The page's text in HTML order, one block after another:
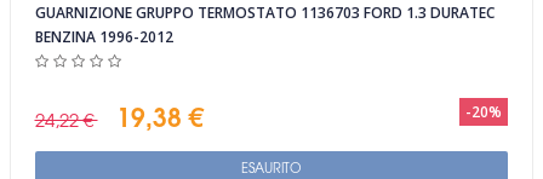
GUARNIZIONE GRUPPO TERMOSTATO 1136703 FORD 1.3 DURATEC
BENZINA 1996-2012
24,22 € 19,38 € -20%
ESAURITO